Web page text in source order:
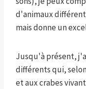
d'animaux
mais donne un
Jusqu'à présent,
différents qui,
et aux crabes